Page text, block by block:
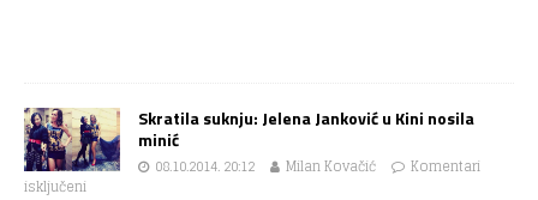
Skratila suknju: Jelena Janković u Kini nosila
minić
08.10.2014. 20:12 Milan Kovačić
Komentari
isključeni